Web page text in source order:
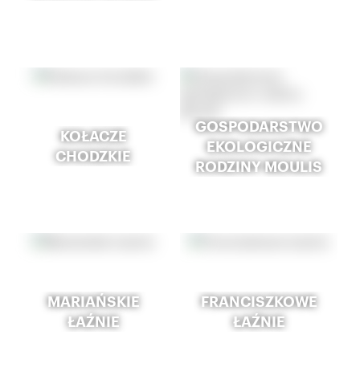
KOŁACZE
CHODZKIE
GOSPODARSTWO
EKOLOGICZNE
RODZINY MOULIS
MARIAŃSKIE
ŁAŹNIE
FRANCISZKOWE
ŁAŹNIE